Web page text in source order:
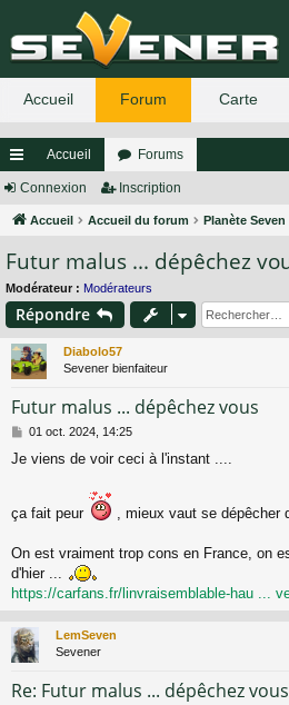
ac
co
ur
ci
Accueil Forums
Connexion Inscription
Accueil Accueil du forum Planète Seven
Futur malus ... dépêchez
Modérateur : Modérateurs
Répondre
Diabolo57
Sevener bienfaiteur
Futur malus ... dépêchez vous
M
s
g
01 oct. 2024, 14:25
Je viens de voir ceci à l'instant ....
ça fait peur , mieux vaut se dépêcher
On est vraiment trop cons en France, on
d'hier ...
https://carfans.fr/linvraisemblable-hau ...
LemSeven
Sevener
Re: Futur malus ... dépêchez vous